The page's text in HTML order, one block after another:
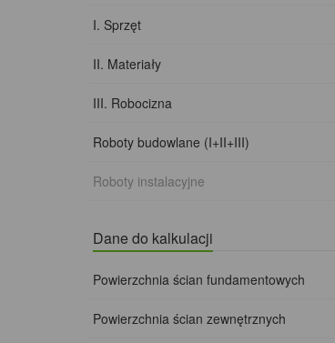
I. Sprzęt
II. Materiały
III. Robocizna
Roboty budowlane (I+II+III)
Roboty instalacyjne
Dane do kalkulacji
Powierzchnia ścian fundamentowych
Powierzchnia ścian zewnętrznych